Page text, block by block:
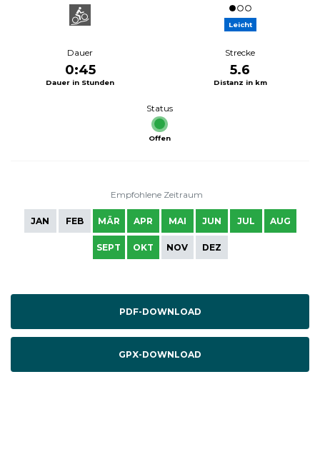
Leicht
Dauer
0:45
Dauer in Stunden
Strecke
5.6
Distanz in km
Status
Offen
Empfohlene Zeitraum
JAN FEB MÄR APR MAI JUN JUL AUG
SEPT OKT NOV DEZ
PDF-DOWNLOAD
GPX-DOWNLOAD